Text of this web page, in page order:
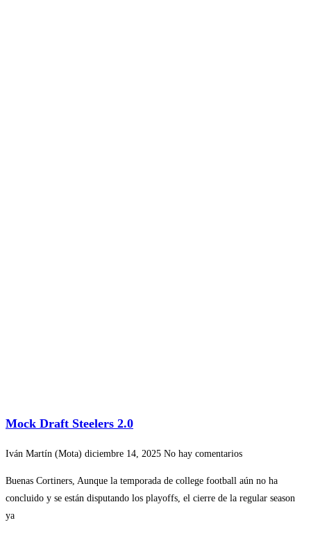
Mock Draft Steelers 2.0
Iván Martín (Mota) diciembre 14, 2025 No hay comentarios
Buenas Cortiners, Aunque la temporada de college football aún no ha
concluido y se están disputando los playoffs, el cierre de la regular season
ya